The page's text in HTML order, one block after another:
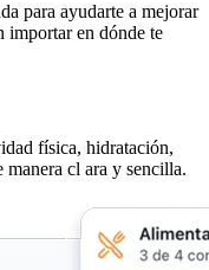
para ayudarte a mejorar
importar en dónde te
física, hidratación,
manera cl ara y sencilla.